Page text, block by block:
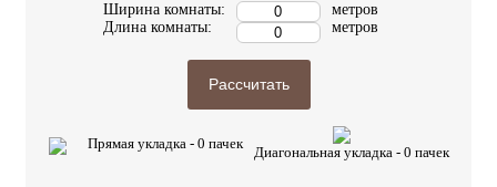
Ширина комнаты:
Длина комнаты:
метров
метров
Рассчитать
Прямая укладка - 0 пачек
Диагональная укладка - 0 пачек